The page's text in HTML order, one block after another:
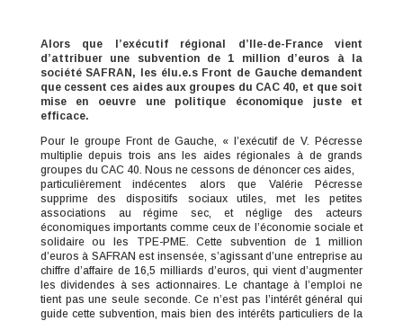
Alors que l’exécutif régional d’Ile-de-France vient
d’attribuer une subvention de 1 million d’euros à la
société SAFRAN, les élu.e.s Front de Gauche demandent
que cessent ces aides aux groupes du CAC 40, et que soit
mise en oeuvre une politique économique juste et
efficace.
Pour le groupe Front de Gauche, « l’exécutif de V. Pécresse
multiplie depuis trois ans les aides régionales à de grands
groupes du CAC 40. Nous ne cessons de dénoncer ces aides,
particulièrement indécentes alors que Valérie Pécresse
supprime des dispositifs sociaux utiles, met les petites
associations au régime sec, et néglige des acteurs
économiques importants comme ceux de l’économie sociale et
solidaire ou les TPE-PME. Cette subvention de 1 million
d’euros à SAFRAN est insensée, s’agissant d’une entreprise au
chiffre d’affaire de 16,5 milliards d’euros, qui vient d’augmenter
les dividendes à ses actionnaires. Le chantage à l’emploi ne
tient pas une seule seconde. Ce n’est pas l’intérêt général qui
guide cette subvention, mais bien des intérêts particuliers de la